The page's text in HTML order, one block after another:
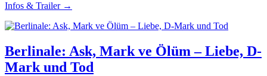
Infos & Trailer →
Berlinale: Ask, Mark ve Ölüm – Liebe, D-
Mark und Tod